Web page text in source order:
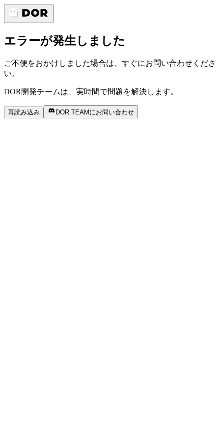
エラーが発生しました
ご不便をおかけしました場合は、すぐにお問い合わせくださ
い。
DOR開発チームは、実時間で問題を解決します。
再読み込み DOR TEAMにお問い合わせ